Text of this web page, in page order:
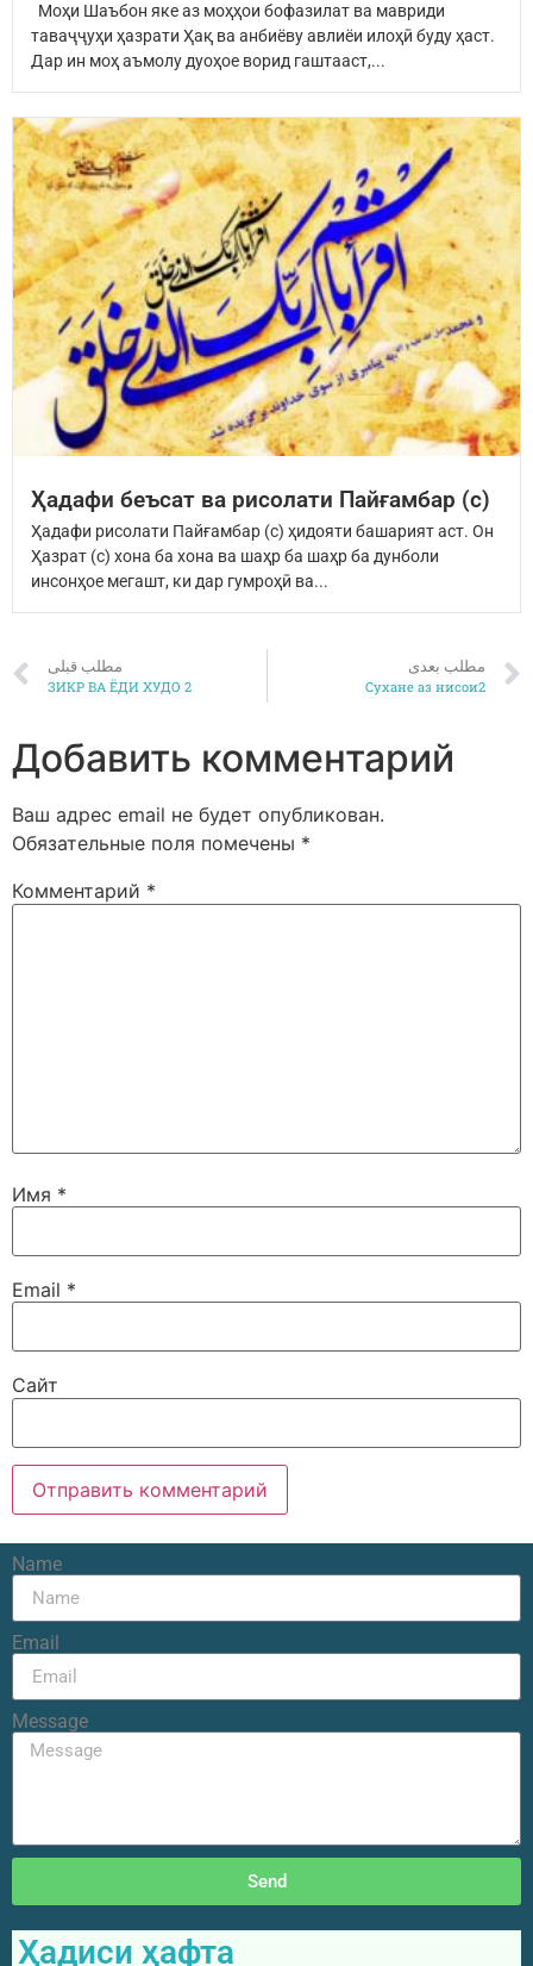
Моҳи Шаъбон яке аз моҳҳои бофазилат ва мавриди
таваҷҷуҳи ҳазрати Ҳақ ва анбиёву авлиёи илоҳӣ буду ҳаст.
Дар ин моҳ аъмолу дуоҳое ворид гаштааст,...
Ҳадафи беъсат ва рисолати Пайғамбар (с)
Ҳадафи рисолати Пайғамбар (с) ҳидояти башарият аст. Он
Ҳазрат (с) хона ба хона ва шаҳр ба шаҳр ба дунболи
инсонҳое мегашт, ки дар гумроҳӣ ва...
مطلب قبلی
ЗИКР ВА ЁДИ ХУДО 2
مطلب بعدی
Сухане аз нисои2
Добавить комментарий
Ваш адрес email не будет опубликован.
Обязательные поля помечены *
Комментарий *
Имя *
Email *
Сайт
Name
Email
Message
Send
Ҳадиси ҳафта